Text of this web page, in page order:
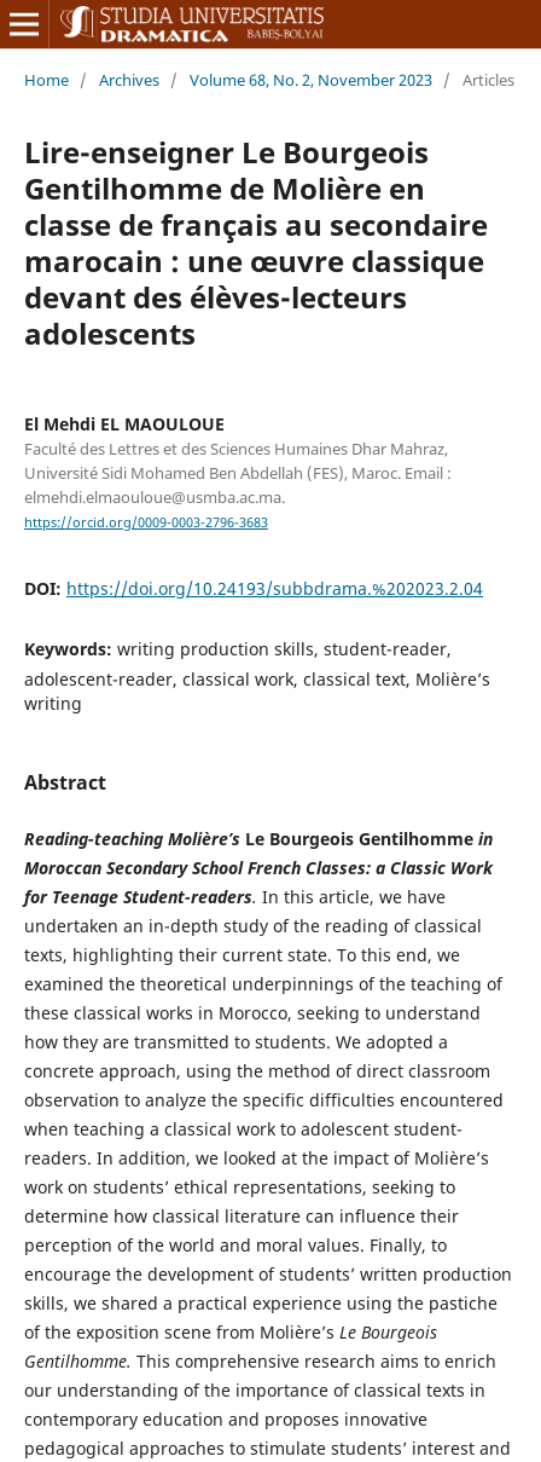
Home / Archives / Volume 68, No. 2, November 2023 / Articles
Lire-enseigner Le Bourgeois
Gentilhomme de Molière en
classe de français au secondaire
marocain : une œuvre classique
devant des élèves-lecteurs
adolescents
El Mehdi EL MAOULOUE
Faculté des Lettres et des Sciences Humaines Dhar Mahraz,
Université Sidi Mohamed Ben Abdellah (FES), Maroc. Email :
elmehdi.elmaouloue@usmba.ac.ma.
https://orcid.org/0009-0003-2796-3683
DOI: https://doi.org/10.24193/subbdrama.%202023.2.04
Keywords: writing production skills, student-reader,
adolescent-reader, classical work, classical text, Molière’s
writing
Abstract
Reading-teaching Molière’s Le Bourgeois Gentilhommein
Moroccan Secondary School French Classes: a Classic Work
for Teenage Student-readers. In this article, we have
undertaken an in-depth study of the reading of classical
texts, highlighting their current state. To this end, we
examined the theoretical underpinnings of the teaching of
these classical works in Morocco, seeking to understand
how they are transmitted to students. We adopted a
concrete approach, using the method of direct classroom
observation to analyze the specific difficulties encountered
when teaching a classical work to adolescent student-
readers. In addition, we looked at the impact of Molière’s
work on students’ ethical representations, seeking to
determine how classical literature can influence their
perception of the world and moral values. Finally, to
encourage the development of students’ written production
skills, we shared a practical experience using the pastiche
of the exposition scene from Molière’s Le Bourgeois
Gentilhomme. This comprehensive research aims to enrich
our understanding of the importance of classical texts in
contemporary education and proposes innovative
pedagogical approaches to stimulate students’ interest and